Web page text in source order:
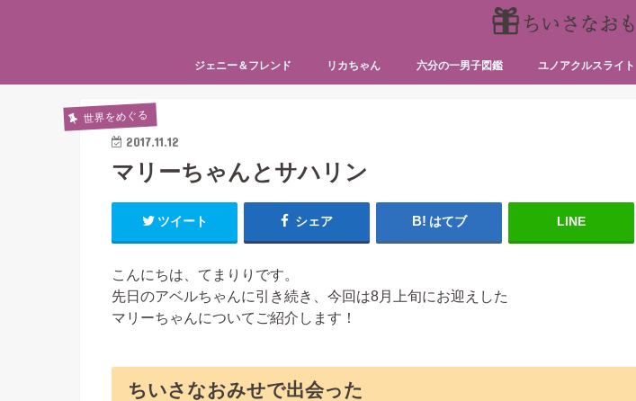
ジェニー＆フレンド リカちゃん 六分の一男子図鑑 ユノアクルスライト
世界をめぐる
2017.11.12
マリーちゃんとサハリン
ツイート シェア はてブ LINE
こんにちは、てまりりです。
先日のアベルちゃんに引き続き、今回は8月上旬にお迎えした
マリーちゃんについてご紹介します！
ちいさなおみせで出会った